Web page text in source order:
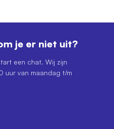
je er niet uit?
een chat. Wij zijn
uur van maandag t/m